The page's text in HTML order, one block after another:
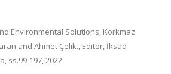
Environmental Solutions, Korkmaz
and Ahmet Çelik., Editör, İksad
ss.99-197, 2022